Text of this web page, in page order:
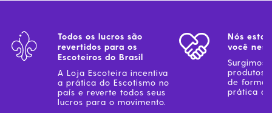
Todos os lucros são
revertidos para os
Escoteiros do Brasil
A Loja Escoteira incentiva
a prática do Escotismo no
país e reverte todos seus
lucros para o movimento.
Nós
você
Surgimos
produtos
de forma
prática